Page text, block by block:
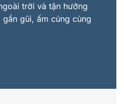
trời và tận hưởng
gũi, ấm cúng cùng